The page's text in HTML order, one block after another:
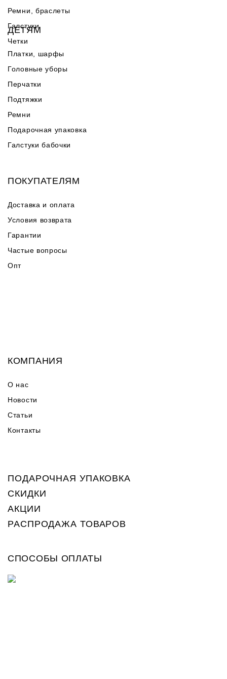
Ремни, браслеты
Галстуки
Четки
ДЕТЯМ
Платки, шарфы
Головные уборы
Перчатки
Подтяжки
Ремни
Подарочная упаковка
Галстуки бабочки
ПОКУПАТЕЛЯМ
Доставка и оплата
Условия возврата
Гарантии
Частые вопросы
Опт
КОМПАНИЯ
О нас
Новости
Статьи
Контакты
ПОДАРОЧНАЯ УПАКОВКА
СКИДКИ
АКЦИИ
РАСПРОДАЖА ТОВАРОВ
СПОСОБЫ ОПЛАТЫ